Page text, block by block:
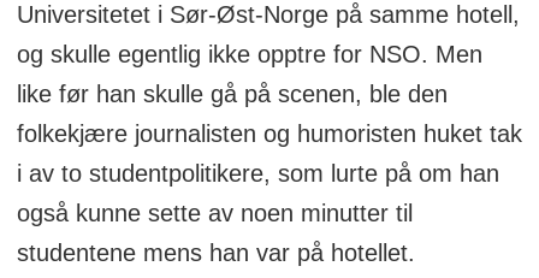
Universitetet i Sør-Øst-Norge på samme hotell,
og skulle egentlig ikke opptre for NSO. Men
like før han skulle gå på scenen, ble den
folkekjære journalisten og humoristen huket tak
i av to studentpolitikere, som lurte på om han
også kunne sette av noen minutter til
studentene mens han var på hotellet.